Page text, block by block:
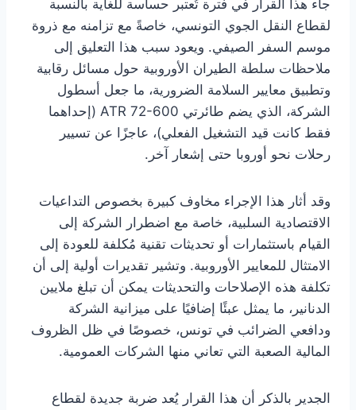
جاء هذا القرار في فترة تُعتبر حساسة للغاية بالنسبة
لقطاع النقل الجوي التونسي، خاصةً مع تزامنه مع ذروة
موسم السفر الصيفي. ويعود سبب هذا التعليق إلى
ملاحظات سلطة الطيران الأوروبية حول مسائل رقابية
وتطبيق معايير السلامة الضرورية، ما جعل أسطول
الشركة، الذي يضم طائرتي ATR 72-600 (إحداهما
فقط كانت قيد التشغيل الفعلي)، عاجزًا عن تسيير
رحلات نحو أوروبا حتى إشعار آخر.
وقد أثار هذا الإجراء مخاوف كبيرة بخصوص التداعيات
الاقتصادية السلبية، خاصة مع اضطرار الشركة إلى
القيام باستثمارات أو تحديثات تقنية مُكلفة للعودة إلى
الامتثال للمعايير الأوروبية. وتشير تقديرات أولية إلى أن
تكلفة هذه الإصلاحات والتحديثات يمكن أن تبلغ ملايين
الدنانير، ما يمثل عبئًا إضافيًا على ميزانية الشركة
ودافعي الضرائب في تونس، خصوصًا في ظل الظروف
المالية الصعبة التي تعاني منها الشركات العمومية.
الجدير بالذكر أن هذا القرار يُعد ضربة جديدة لقطاع